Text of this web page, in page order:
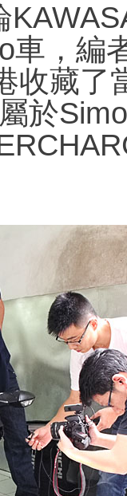
車，編
收藏了
於